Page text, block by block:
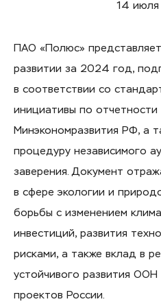
14
ПАО «Полюс»
развитии за 2024 год,
в соответствии со
инициативы по отчетности
Минэкономразвития РФ, а
процедуру независимого
заверения. Документ
в сфере экологии и
борьбы с изменением
инвестиций, развития
рисками, а также вклад в
устойчивого развития
проектов России.